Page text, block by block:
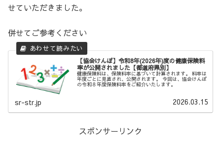
せていただきました。
併せてご参考ください
【協会けんぽ】令和8年(2026年)度の健康保険料
率が公開されました【都道府県別】
健康保険料は、保険料率に基づいて計算されます。 料率は
年度ごとに見直され、公開されます。 今回は、協会けんぽ
の令和８年度保険料率をご紹介いたします。
sr-str.jp 2026.03.15
スポンサーリンク